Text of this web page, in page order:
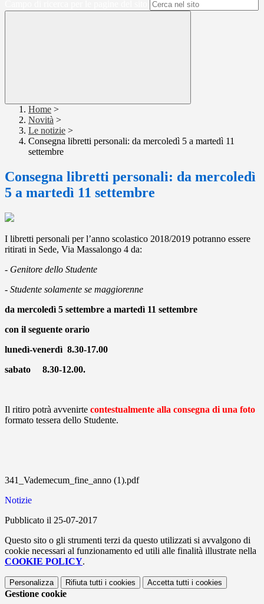
Home >
Novità >
Le notizie >
Consegna libretti personali: da mercoledì 5 a martedì 11
settembre
Consegna libretti personali: da mercoledì
5 a martedì 11 settembre
I libretti personali per l’anno scolastico 2018/2019 potranno essere
ritirati in Sede, Via Massalongo 4 da:
- Genitore dello Studente
- Studente solamente se maggiorenne
da mercoledì 5 settembre a martedì 11 settembre
con il seguente orario
lunedì-venerdì 8.30-17.00
sabato 8.30-12.00.
Il ritiro potrà avvenirte contestualmente alla consegna di una foto
formato tessera dello Studente.
341_Vademecum_fine_anno (1).pdf
Notizie
Pubblicato il 25-07-2017
Questo sito o gli strumenti terzi da questo utilizzati si avvalgono di
cookie necessari al funzionamento ed utili alle finalità illustrate nella
COOKIE POLICY.
Personalizza Rifiuta tutti i cookies Accetta tutti i cookies
Gestione cookie